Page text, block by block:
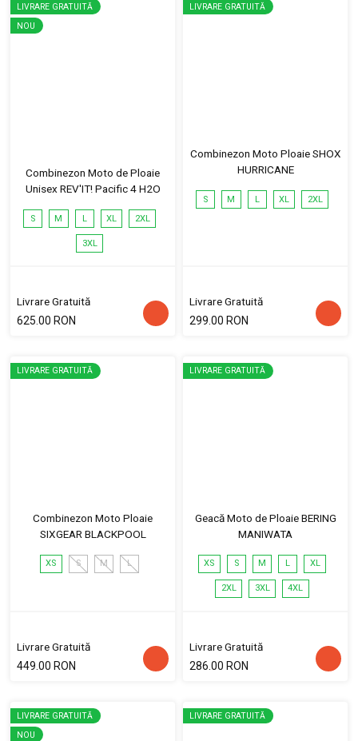
LIVRARE GRATUITĂ
NOU
Combinezon Moto de Ploaie
Unisex REV'IT! Pacific 4 H2O
S M L XL 2XL
3XL
Livrare Gratuită
625.00 RON
LIVRARE GRATUITĂ
Combinezon Moto Ploaie SHOX
HURRICANE
S M L XL 2XL
Livrare Gratuită
299.00 RON
LIVRARE GRATUITĂ
Combinezon Moto Ploaie
SIXGEAR BLACKPOOL
XS S M L
Livrare Gratuită
449.00 RON
LIVRARE GRATUITĂ
Geacă Moto de Ploaie BERING
MANIWATA
XS S M L XL
2XL 3XL 4XL
Livrare Gratuită
286.00 RON
LIVRARE GRATUITĂ
NOU
LIVRARE GRATUITĂ